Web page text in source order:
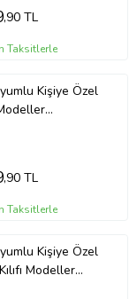
,90 TL
Taksitlerle
Kişiye Özel
,90 TL
Taksitlerle
Kişiye Özel
Modeller